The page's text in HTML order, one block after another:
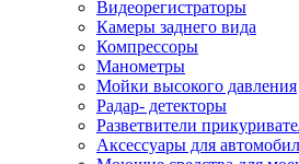
Видеорегистраторы
Камеры заднего вида
Компрессоры
Манометры
Мойки высокого давления
Радар- детекторы
Разветвители
Аксессуары для